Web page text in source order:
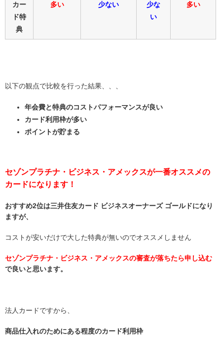
カー
ド特
典
多い 少ない
少な
い
多い
以下の観点で比較を行った結果、、、
年会費と特典のコストパフォーマンスが良い
カード利用枠が多い
ポイントが貯まる
セゾンプラチナ・ビジネス・アメックスが一番オススメの
カードになります！
おすすめ2位は三井住友カード ビジネスオーナーズ ゴールドになり
ますが、
コストが安いだけで大した特典が無いのでオススメしません
セゾンプラチナ・ビジネス・アメックスの審査が落ちたら申し込む
で良いと思います。
法人カードですから、
商品仕入れのためにある程度のカード利用枠